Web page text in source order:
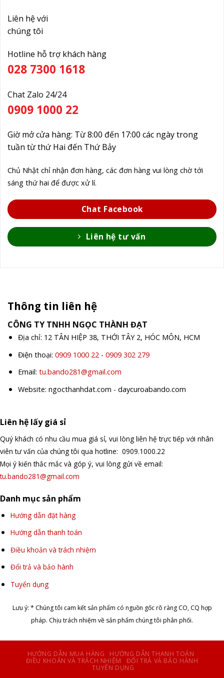
Liên hệ với
chúng tôi
Hotline hỗ trợ khách hàng
028 7300 1618
Chat Zalo 24/24
0909 1000 22
Giờ mở cửa hàng: Từ 8:00 đến 17:00 các ngày trong
tuần từ thứ Hai đến Thứ Bảy
Chủ Nhật chỉ nhận đơn hàng, các đơn hàng vui lòng chờ tới
sáng thứ hai để được xử lí.
Chat Facebook
Liên hệ tư vấn
Thông tin liên hệ
CÔNG TY TNHH NGỌC THÀNH ĐẠT
Địa chỉ: 12 TÂN HIỆP 38, THỚI TÂY 2, HÓC MÔN, HCM
Điện thoại: 0909 1000 22 - 0909 302 279
Email: tu.bando281@gmail.com
Website: ngocthanhdat.com - daycuroabando.com
Liên hệ lấy giá sỉ
Quý khách có nhu cầu mua giá sỉ, vui lòng liên hệ trực tiếp với nhân
viên tư vấn của chúng tôi qua hotline: 0909.1000.22
Mọi ý kiến thắc mắc và góp ý, vui lòng gửi về email:
tu.bando281@gmail.com
Danh mục sản phẩm
Hướng dẫn đặt hàng
Hướng dẫn thanh toán
Điều khoản và trách nhiệm
Đổi trả và bảo hành
Tuyển dụng
Lưu ý: * Chúng tôi cam kết sản phẩm có nguồn gốc rõ ràng CO, CQ hợp
pháp. Chịu trách nhiệm về sản phẩm chúng tôi phân phối.
HƯỚNG DẪN MUA HÀNG
HƯỚNG DẪN THANH TOÁN
ĐIỀU KHOẢN VÀ TRÁCH NHIỆM
ĐỔI TRẢ VÀ BẢO HÀNH
TUYỂN DỤNG